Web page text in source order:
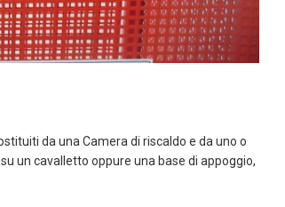
da una Camera di riscaldo e da uno o
un cavalletto oppure una base di appoggio,